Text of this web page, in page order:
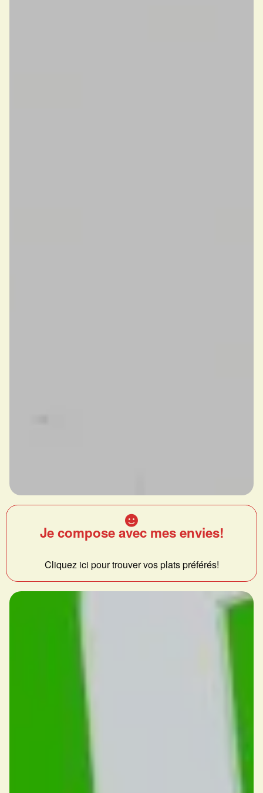
Je compose avec mes envies!
Cliquez ici pour trouver vos plats préférés!